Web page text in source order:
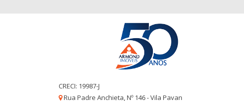
CRECI: 19987-J
Rua Padre Anchieta, Nº 146 - Vila Pavan